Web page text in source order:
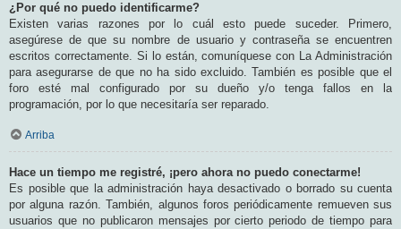
¿Por qué no puedo identificarme?
Existen varias razones por lo cuál esto puede suceder. Primero,
asegúrese de que su nombre de usuario y contraseña se encuentren
escritos correctamente. Si lo están, comuníquese con La Administración
para asegurarse de que no ha sido excluido. También es posible que el
foro esté mal configurado por su dueño y/o tenga fallos en la
programación, por lo que necesitaría ser reparado.
Arriba
Hace un tiempo me registré, ¡pero ahora no puedo conectarme!
Es posible que la administración haya desactivado o borrado su cuenta
por alguna razón. También, algunos foros periódicamente remueven sus
usuarios que no publicaron mensajes por cierto periodo de tiempo para